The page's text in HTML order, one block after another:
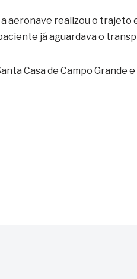
a aeronave realizou o trajeto
já aguardava o
Casa de Campo Grande